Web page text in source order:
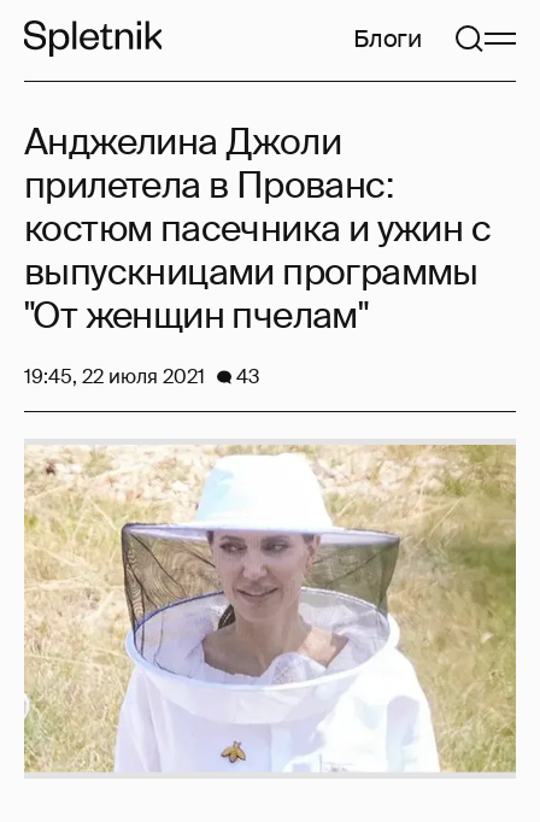
Блоги
Анджелина Джоли
прилетела в Прованс:
костюм пасечника и ужин с
выпускницами программы
"От женщин пчелам"
19:45, 22 июля 2021 43